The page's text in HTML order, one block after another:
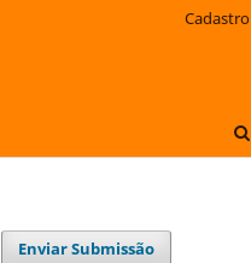
Cadastro
Enviar Submissão